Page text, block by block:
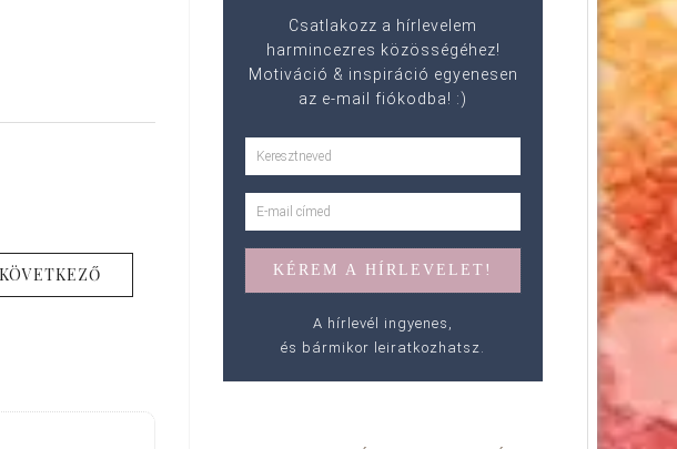
KÖVETKEZŐ
Csatlakozz a hírlevelem
harmincezres közösségéhez!
Motiváció & inspiráció egyenesen
az e-mail fiókodba! :)
A hírlevél ingyenes,
és bármikor leiratkozhatsz.